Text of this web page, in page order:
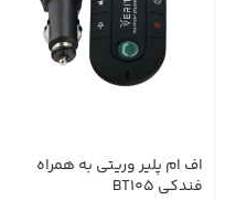
اف ام پلیر وریتی به همراه
فندکی BT105